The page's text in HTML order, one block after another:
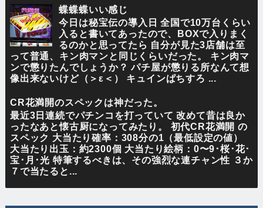
蝶蝶蝶いい感じ
今日は秘宝伝の導入日 全国で10万台くらい
入ると書いてあったので、BOXで入りまく
るのかと思ってたら 自分が見た3店舗は至
って普通、キン肉マンと同じくらいだった。 キン肉マ
ンで懲りたんでしょうか？ パチ屋が懲りる所なんて想
像出来ないけど（＞ε＜） キュインぱちすろ ...
CR花満開のスペックは神だった。
最近3日連続でパチンコを打っていて 改めて昔は良か
ったなあと懐古厨になってみたり。 初代CR花満開 の
スペック 大当たり確率：308分の1（最低設定の値）
大当たり出玉：約2300個 大当たり絵柄：0〜9･桜･花･
宝･月･光 特筆するべきは、その強烈な連チャン性 ３か
７で当たると...